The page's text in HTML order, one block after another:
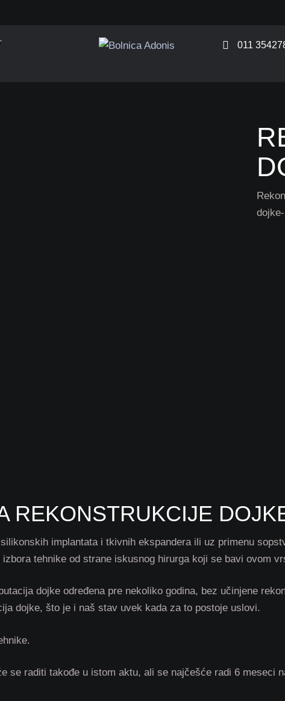
011
REKONSTRUKCIJE
implantata i tkivnih ekspandera ili uz primenu
tehnike od strane iskusnog hirurga koji se bavi ovom
dojke određena pre nekoliko godina, bez učinjene
dojke, što je i naš stav uvek kada za to postoje uslovi.
se raditi takođe u istom aktu, ali se najčešće radi 6 meseci